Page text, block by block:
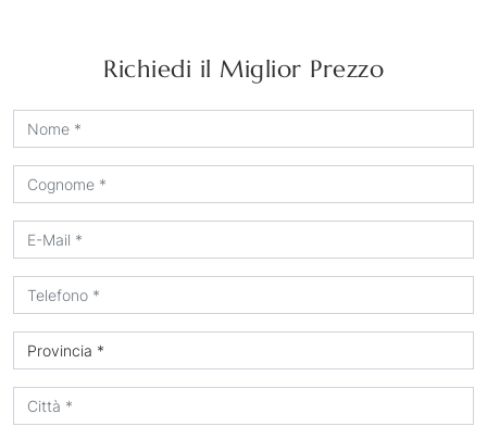
Richiedi il Miglior Prezzo